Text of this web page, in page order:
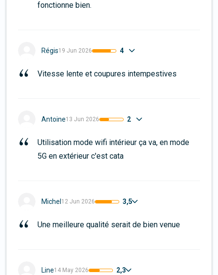
fonctionne bien.
Régis19 Jun 2026 4
Vitesse lente et coupures intempestives
Antoine13 Jun 2026 2
Utilisation mode wifi intérieur ça va, en mode
5G en extérieur c'est cata
Michel 12 Jun 2026 3,5
Une meilleure qualité serait de bien venue
Line14 May 2026 2,3